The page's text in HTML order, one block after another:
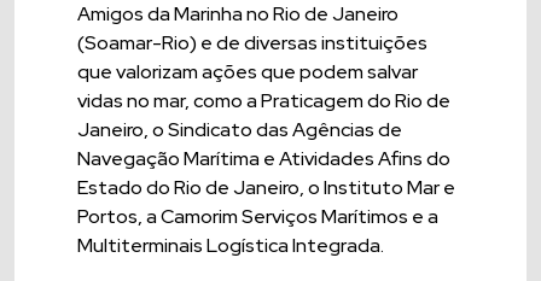
Amigos da Marinha no Rio de Janeiro
(Soamar-Rio) e de diversas instituições
que valorizam ações que podem salvar
vidas no mar, como a Praticagem do Rio de
Janeiro, o Sindicato das Agências de
Navegação Marítima e Atividades Afins do
Estado do Rio de Janeiro, o Instituto Mar e
Portos, a Camorim Serviços Marítimos e a
Multiterminais Logística Integrada.